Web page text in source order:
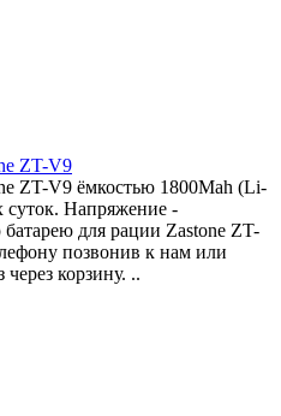
ZT-V9
ZT-V9 ёмкостью 1800Mah (Li-
суток. Напряжение -
для рации Zastone ZT-
позвонив к нам или
корзину. ..